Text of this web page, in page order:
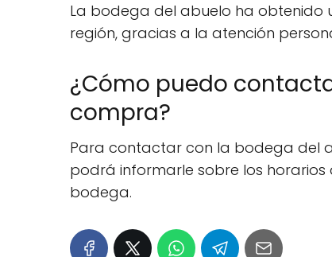
La bodega del abuelo ha obtenido
región, gracias a la atención
¿Cómo puedo
compra?
Para contactar con la bodega del
podrá informarle sobre los
bodega.